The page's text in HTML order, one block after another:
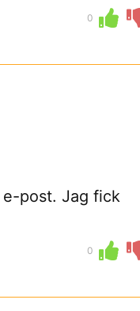
0
e-post. Jag fick
0